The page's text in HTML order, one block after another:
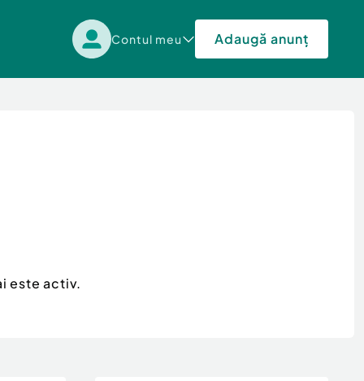
Contul meu Adaugă anunț
este activ.